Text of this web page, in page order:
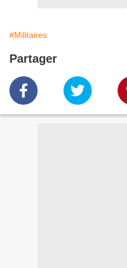
#Militaires
Partager